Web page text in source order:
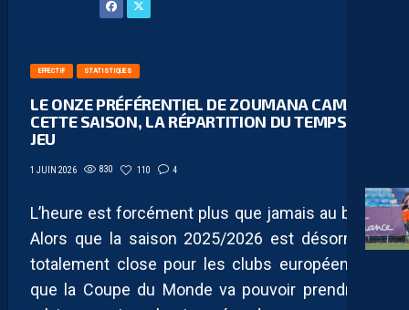
EFFECTIF STATISTIQUES
LE ONZE PRÉFÉRENTIEL DE ZOUMANA CAMARA
CETTE SAISON, LA RÉPARTITION DU TEMPS DE
JEU
1 JUIN 2026 830 110 4
L’heure est forcément plus que jamais au bilan.
Alors que la saison 2025/2026 est désormais
totalement close pour les clubs européens et
que la Coupe du Monde va pouvoir prendre le